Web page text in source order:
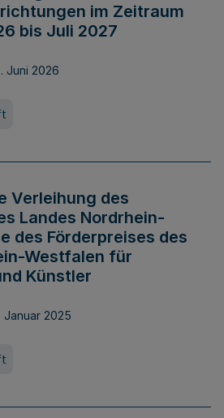
im Zeitraum
bis Juli 2027
Juni 2026
Verleihung des
Landes Nordrhein-
des Förderpreises des
Westfalen für
Künstler
Januar 2025